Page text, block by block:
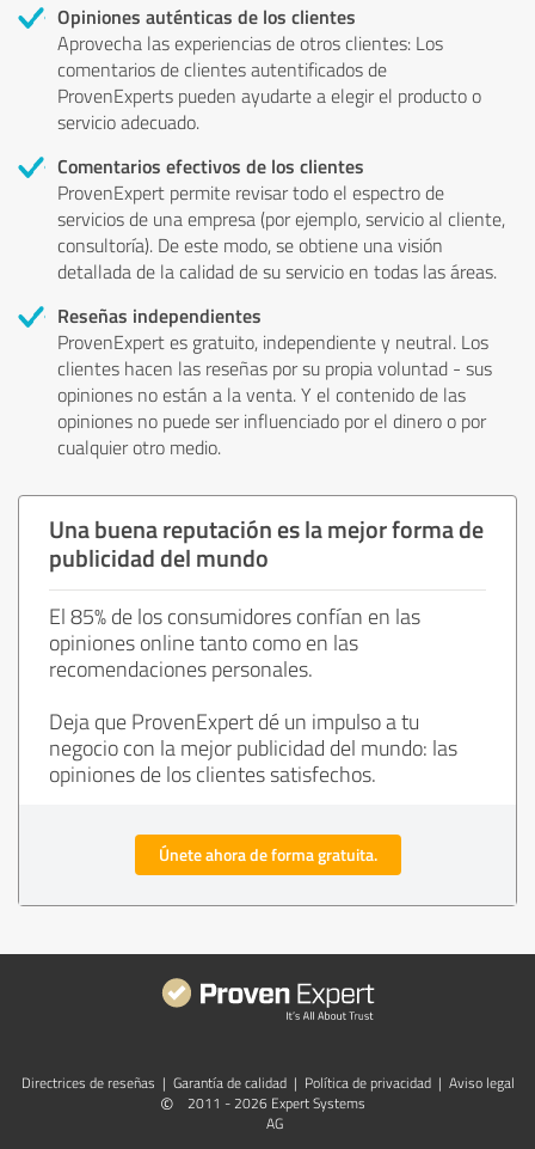
Opiniones auténticas de los clientes
Aprovecha las experiencias de otros clientes: Los
comentarios de clientes autentificados de
ProvenExperts pueden ayudarte a elegir el producto o
servicio adecuado.
Comentarios efectivos de los clientes
ProvenExpert permite revisar todo el espectro de
servicios de una empresa (por ejemplo, servicio al cliente,
consultoría). De este modo, se obtiene una visión
detallada de la calidad de su servicio en todas las áreas.
Reseñas independientes
ProvenExpert es gratuito, independiente y neutral. Los
clientes hacen las reseñas por su propia voluntad - sus
opiniones no están a la venta. Y el contenido de las
opiniones no puede ser influenciado por el dinero o por
cualquier otro medio.
Una buena reputación es la mejor forma de
publicidad del mundo
El 85% de los consumidores confían en las
opiniones online tanto como en las
recomendaciones personales.
Deja que ProvenExpert dé un impulso a tu
negocio con la mejor publicidad del mundo: las
opiniones de los clientes satisfechos.
Únete ahora de forma gratuita.
Directrices de reseñas | Garantía de calidad | Política de privacidad | Aviso legal
©
2011 - 2026 Expert Systems
AG